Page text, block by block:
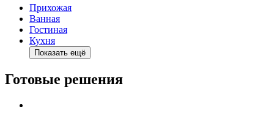
Прихожая
Ванная
Гостиная
Кухня
Показать ещё
Готовые решения